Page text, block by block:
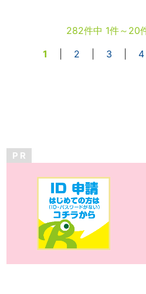
282件中 1件～20
1
2 3 4
P R